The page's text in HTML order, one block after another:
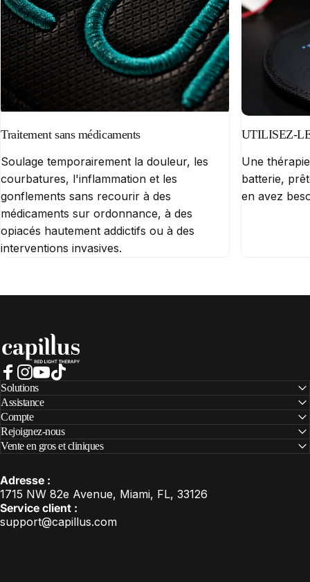
Traitement sans médicaments
Soulage temporairement la douleur, les
courbatures, l'inflammation et les
gonflements sans recourir à des
médicaments sur ordonnance, à des
opiacés hautement addictifs ou à des
interventions invasives.
UTILISEZ-
Une
batterie,
en avez
Capillus
Facebook
Instagram
YouTube
Adresse :
1715 NW 82e Avenue, Miami, FL, 33126
Service client :
support@capillus.com
Solutions
Assistance
Compte
Rejoignez-nous
Vente en gros et cliniques